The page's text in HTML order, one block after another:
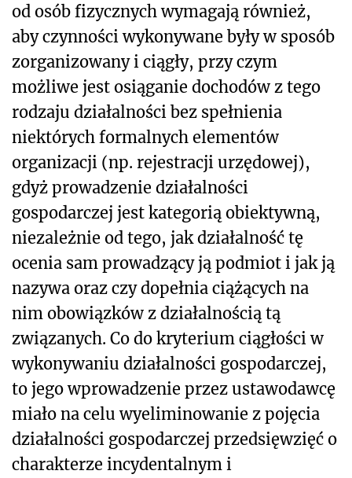
od osób fizycznych wymagają również,
aby czynności wykonywane były w sposób
zorganizowany i ciągły, przy czym
możliwe jest osiąganie dochodów z tego
rodzaju działalności bez spełnienia
niektórych formalnych elementów
organizacji (np. rejestracji urzędowej),
gdyż prowadzenie działalności
gospodarczej jest kategorią obiektywną,
niezależnie od tego, jak działalność tę
ocenia sam prowadzący ją podmiot i jak ją
nazywa oraz czy dopełnia ciążących na
nim obowiązków z działalnością tą
związanych. Co do kryterium ciągłości w
wykonywaniu działalności gospodarczej,
to jego wprowadzenie przez ustawodawcę
miało na celu wyeliminowanie z pojęcia
działalności gospodarczej przedsięwzięć o
charakterze incydentalnym i